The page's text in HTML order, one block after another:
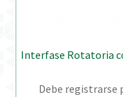
Interfase Rotatoria
Debe registrarse